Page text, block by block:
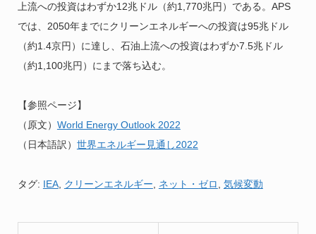
上流への投資はわずか12兆ドル（約1,770兆円）である。APS
では、2050年までにクリーンエネルギーへの投資は95兆ドル
（約1.4京円）に達し、石油上流への投資はわずか7.5兆ドル
（約1,100兆円）にまで落ち込む。
【参照ページ】
（原文） World Energy Outlook 2022
（日本語訳） 世界エネルギー見通し2022
タグ: IEA, クリーンエネルギー ネット・ゼロ 気候変動